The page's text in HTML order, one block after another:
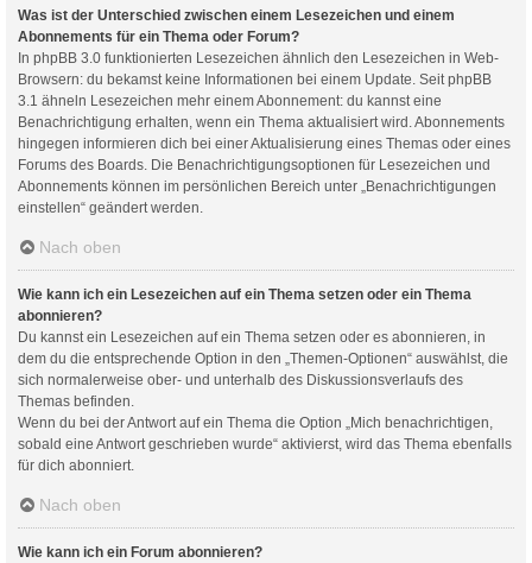
Was ist der Unterschied zwischen einem Lesezeichen und einem
Abonnements für ein Thema oder Forum?
In phpBB 3.0 funktionierten Lesezeichen ähnlich den Lesezeichen in Web-
Browsern: du bekamst keine Informationen bei einem Update. Seit phpBB
3.1 ähneln Lesezeichen mehr einem Abonnement: du kannst eine
Benachrichtigung erhalten, wenn ein Thema aktualisiert wird. Abonnements
hingegen informieren dich bei einer Aktualisierung eines Themas oder eines
Forums des Boards. Die Benachrichtigungsoptionen für Lesezeichen und
Abonnements können im persönlichen Bereich unter „Benachrichtigungen
einstellen“ geändert werden.
Nach oben
Wie kann ich ein Lesezeichen auf ein Thema setzen oder ein Thema
abonnieren?
Du kannst ein Lesezeichen auf ein Thema setzen oder es abonnieren, in
dem du die entsprechende Option in den „Themen-Optionen“ auswählst, die
sich normalerweise ober- und unterhalb des Diskussionsverlaufs des
Themas befinden.
Wenn du bei der Antwort auf ein Thema die Option „Mich benachrichtigen,
sobald eine Antwort geschrieben wurde“ aktivierst, wird das Thema ebenfalls
für dich abonniert.
Nach oben
Wie kann ich ein Forum abonnieren?